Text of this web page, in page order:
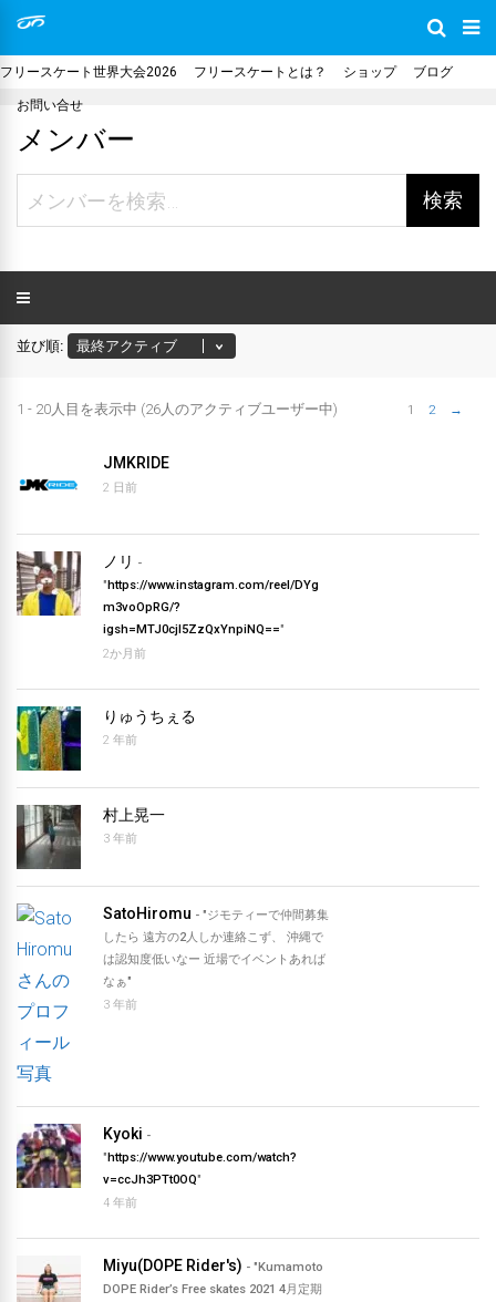
フリースケート世界大会2026 フリースケートとは？ ショップ ブログ
お問い合せ
メンバー
検
並び順:
ン
バ
ー
デ
ィ
レ
ク
ト
リ
1 - 20人目を表示中 (26人のアクティブユーザー中) 1 2 →
JMKRIDE
2 日前
ノリ -
"https://www.instagram.com/reel/DYg
m3voOpRG/?
igsh=MTJ0cjl5ZzQxYnpiNQ=="
2か月前
りゅうちぇる
2 年前
村上晃一
3 年前
SatoHiromu - "ジモティーで仲間募集
したら 遠方の2人しか連絡こず、 沖縄で
は認知度低いなー 近場でイベントあれば
なぁ"
3 年前
Kyoki -
"https://www.youtube.com/watch?
v=ccJh3PTt0OQ"
4 年前
Miyu(DOPE Rider's) - "Kumamoto
DOPE Rider’s Free skates 2021 4月定期